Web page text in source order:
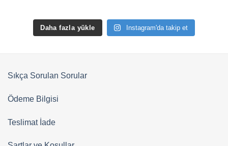
Daha fazla yükle Instagram'da takip et
Sıkça Sorulan Sorular
Ödeme Bilgisi
Teslimat İade